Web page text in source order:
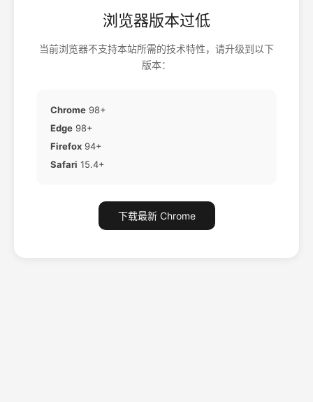
浏览器版本过低
当前浏览器不支持本站所需的技术特性，请升级到以下
版本：
Chrome 98+
Edge 98+
Firefox 94+
Safari 15.4+
下载最新 Chrome